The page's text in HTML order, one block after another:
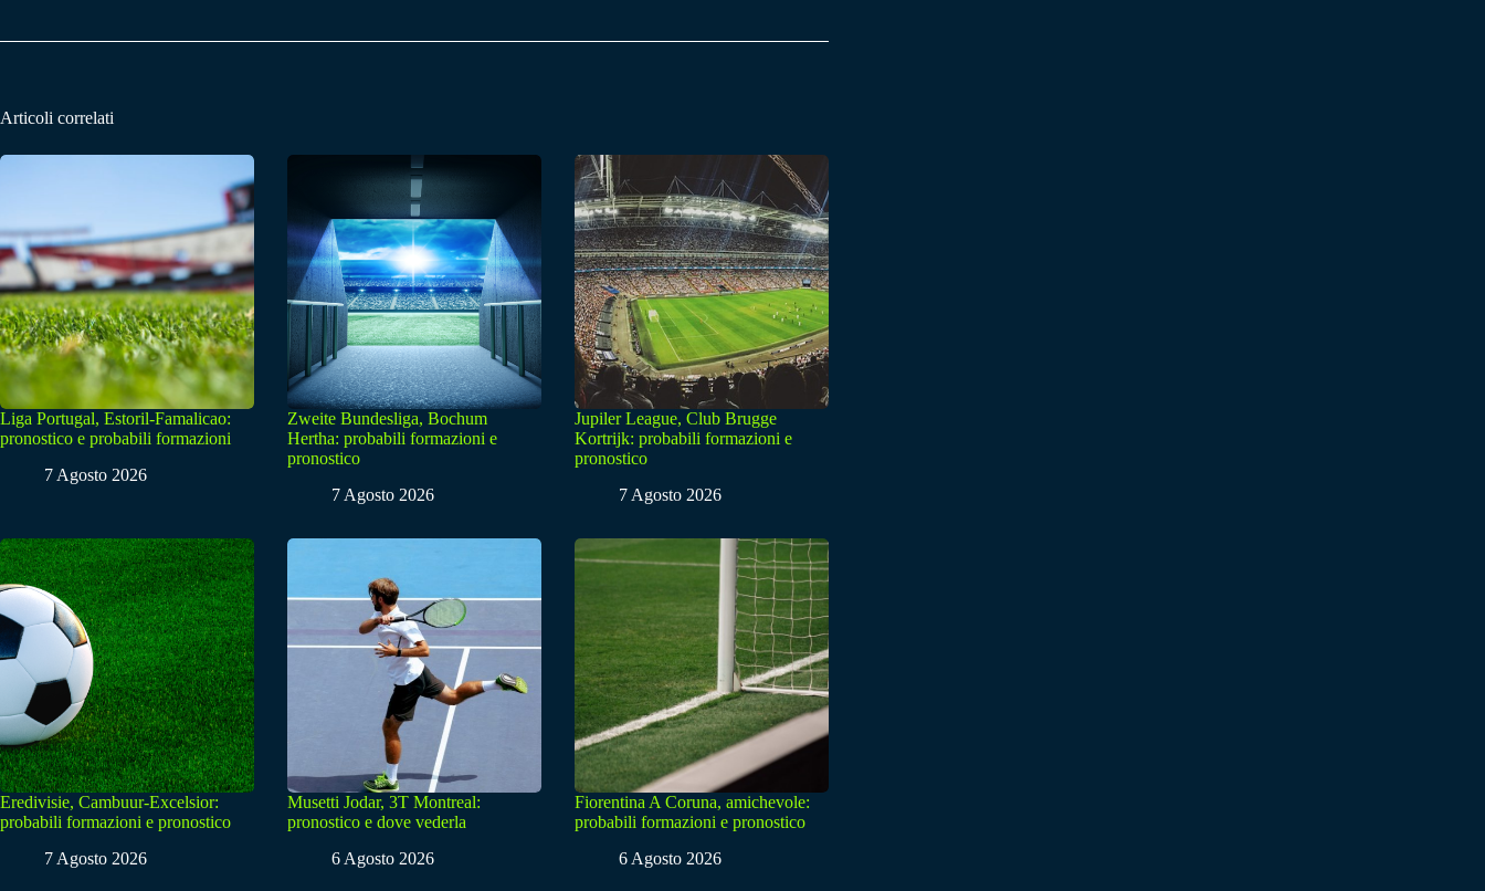
Articoli correlati
Liga Portugal, Estoril-Famalicao:
pronostico e probabili formazioni
7 Agosto 2026
Zweite Bundesliga, Bochum
Hertha: probabili formazioni e
pronostico
7 Agosto 2026
Jupiler League, Club Brugge
Kortrijk: probabili formazioni e
pronostico
7 Agosto 2026
Eredivisie, Cambuur-Excelsior:
probabili formazioni e pronostico
7 Agosto 2026
Musetti Jodar, 3T Montreal:
pronostico e dove vederla
6 Agosto 2026
Fiorentina A Coruna, amichevole:
probabili formazioni e pronostico
6 Agosto 2026